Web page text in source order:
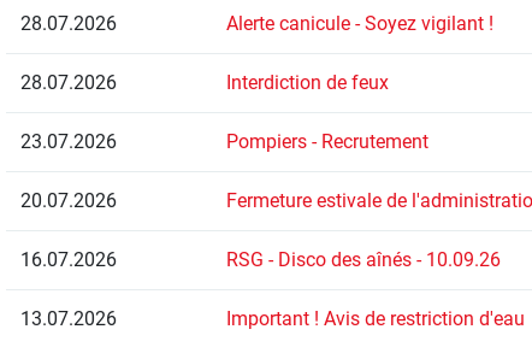
28.07.2026 Alerte canicule - Soyez vigilant !
28.07.2026 Interdiction de feux
23.07.2026 Pompiers - Recrutement
20.07.2026 Fermeture estivale de
16.07.2026 RSG - Disco des aînés - 10.09.26
13.07.2026 Important ! Avis de restriction d'eau